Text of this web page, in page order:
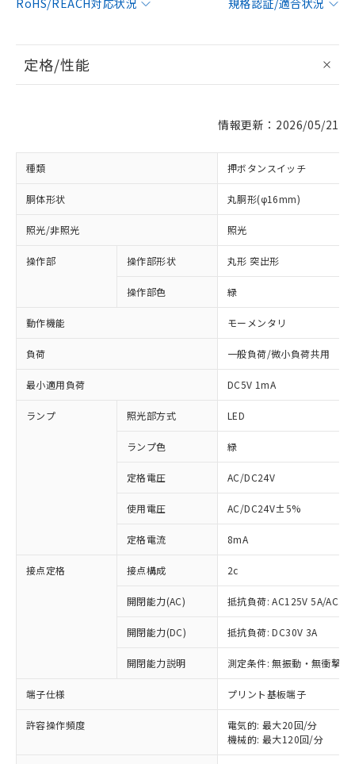
RoHS/REACH対応状況
規格認証/適合状況
定格/性能
情報更新：2026/05/21
種類 押ボタンスイッチ
胴体形状 丸胴形(φ16mm)
照光/非照光 照光
操作部 操作部形状 丸形 突出形
操作部色 緑
動作機能 モーメンタリ
負荷 一般負荷/微小負荷共用
最小適用負荷 DC5V 1mA
ランプ 照光部方式 LED
ランプ色 緑
定格電圧 AC/DC24V
使用電圧 AC/DC24V±5%
定格電流 8mA
接点定格 接点構成 2c
開閉能力(AC) 抵抗負荷: AC125V 5A/
開閉能力(DC) 抵抗負荷: DC30V 3A
開閉能力説明 測定条件: 無振動・無衝撃
端子仕様 プリント基板端子
許容操作頻度
電気的: 最大20回/分
機械的: 最大120回/分
対応済み：EU RoHS指令（10物質）の
非含有に対応した製品が提供可能な商品で
対応予定：EU RoHS指令（10物質）の非含